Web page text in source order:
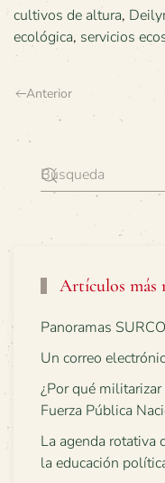
cultivos de altura,
ecológica, servicios
Anterior
Artículos más
Panoramas
Un correo
¿Por qué
Fuerza Pública
La agenda rotativa
la educación